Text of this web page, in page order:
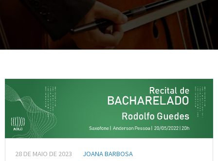
28 DE MAIO DE 2023
JOANA BARBOSA